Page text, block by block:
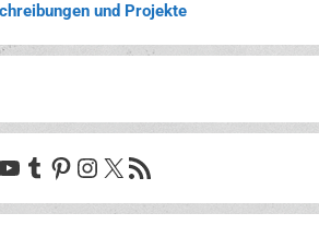
und Projekte
Tumblr
Pinterest
Instagram
X RSS-Feed